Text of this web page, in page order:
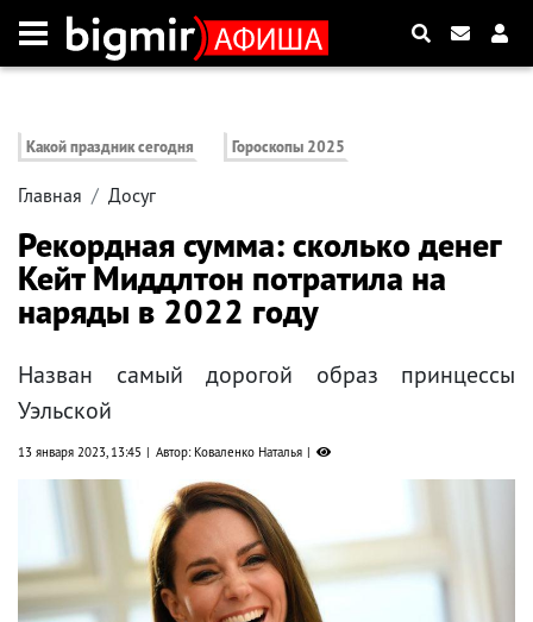
Какой праздник сегодня Гороскопы 2025
Главная Досуг
Рекордная сумма: сколько денег
Кейт Миддлтон потратила на
наряды в 2022 году
Назван самый дорогой образ принцессы
Уэльской
13 января 2023, 13:45 Автор: Коваленко Наталья